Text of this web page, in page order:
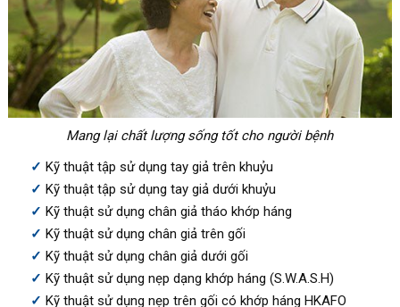
Mang lại chất lượng sống tốt cho người bệnh
Kỹ thuật tập sử dụng tay giả trên khuỷu
Kỹ thuật tập sử dụng tay giả dưới khuỷu
Kỹ thuật sử dụng chân giả tháo khớp háng
Kỹ thuật sử dụng chân giả trên gối
Kỹ thuật sử dụng chân giả dưới gối
Kỹ thuật sử dụng nẹp dạng khớp háng (S.W.A.S.H)
Kỹ thuật sử dụng nẹp trên gối có khớp háng HKAFO